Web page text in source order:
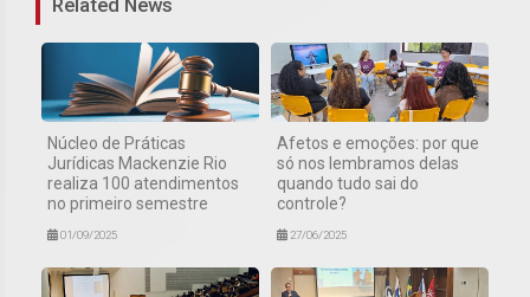
Núcleo de Práticas
Jurídicas Mackenzie Rio
realiza 100 atendimentos
no primeiro semestre
01/09/2025
Afetos e emoções: por que
só nos lembramos delas
quando tudo sai do
controle?
27/06/2025